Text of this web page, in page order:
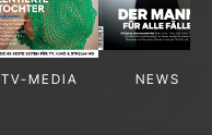
TV-MEDIA NEWS